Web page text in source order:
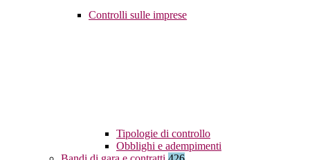
Controlli sulle imprese
Tipologie di controllo
Obblighi e adempimenti